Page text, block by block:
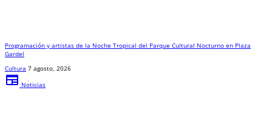
Programación y artistas de la Noche Tropical del Parque Cultural Nocturno en Plaza
Gardel
Cultura 7 agosto, 2026
newspaper Noticias